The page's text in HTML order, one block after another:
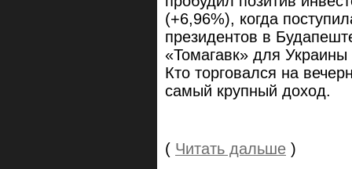
(+6,96%), когда
президентов в
«Томагавк» для
Кто торговался на
самый крупный доход.
( Читать дальше )